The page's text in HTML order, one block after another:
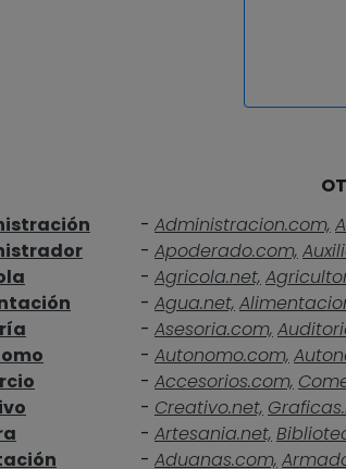
- Administracion.com,
- Apoderado.com,
- Agricola.net,
- Agua.net,
- Asesoria.com,
- Autonomo.com,
- Accesorios.com,
- Creativo.net,
- Artesania.net,
- Aduanas.com,